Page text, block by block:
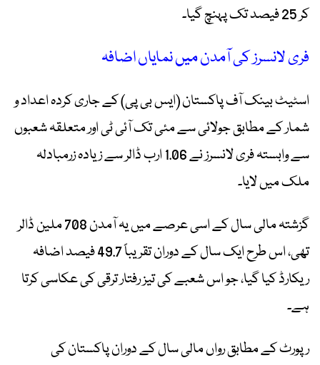
کر 25 فیصد تک پہنچ گیا۔
فری لانسرز کی آمدن میں نمایاں اضافہ
اسٹیٹ بینک آف پاکستان (ایس بی پی) کے جاری کردہ اعداد و
شمار کے مطابق جولائی سے مئی تک آئی ٹی اور متعلقہ شعبوں
سے وابستہ فری لانسرز نے 1.06 ارب ڈالر سے زیادہ زرمبادلہ
ملک میں لایا۔
گزشتہ مالی سال کے اسی عرصے میں یہ آمدن 708 ملین ڈالر
تھی، اس طرح ایک سال کے دوران تقریباً 49.7 فیصد اضافہ
ریکارڈ کیا گیا، جو اس شعبے کی تیز رفتار ترقی کی عکاسی کرتا
ہے۔
رپورٹ کے مطابق رواں مالی سال کے دوران پاکستان کی